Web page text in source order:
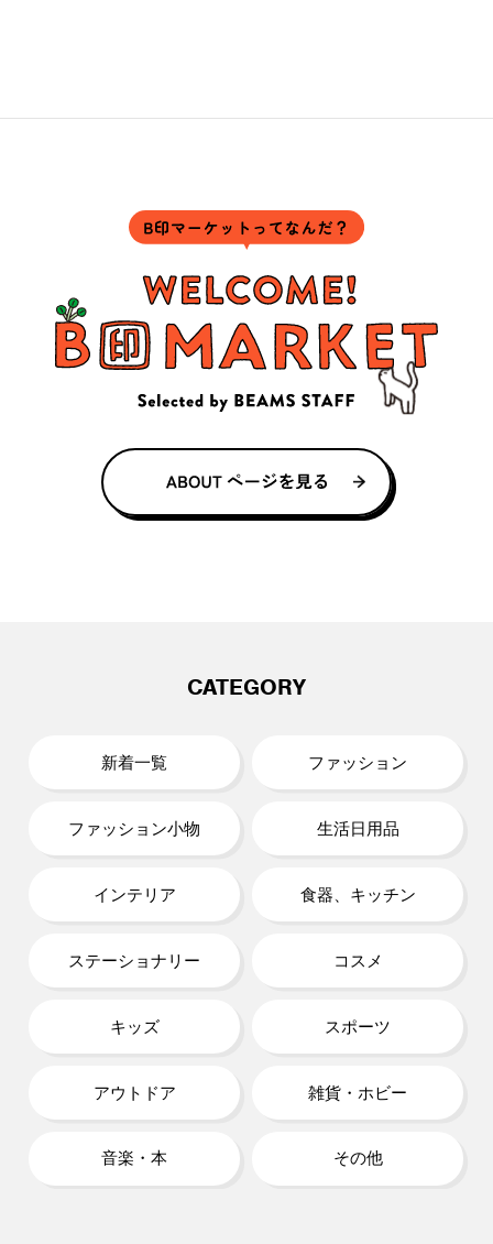
CATEGORY
新着一覧 ファッション
ファッション小物 生活日用品
インテリア 食器、キッチン
ステーショナリー コスメ
キッズ スポーツ
アウトドア 雑貨・ホビー
音楽・本 その他